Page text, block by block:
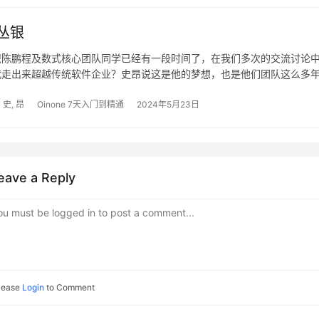
指定mq的broker的IP run:容
进行设置，（注释掉运行脚
数 在文件中找到如下
\ -e
作的机制上存在巨大差异。
力于企业商业场景的云原生
计、架构设计等方面存在差
交流合作都非常少。另外，
流程升级。它先立足于国内
码设计器的定位 在无代码
remark;
银
鹏程及数式核心团队同学已经有一段时间了，在我们多次的交流讨论
出来超越传统软件企业？史昂说这是他的梦想，也是他们团队这么多
态和云原生均有它的继承性和独特性，特别是将技术平台赋予企业各
云时代数字化实践做出更多的贡献，为软件产业构建强大的应用生态
史, 昂 Oinone 7天入门到精通 2024年5月23日
a Reply
must be logged in to post a comment...
Login to Comment